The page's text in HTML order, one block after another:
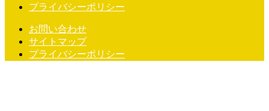
プライバシーポリシー
お問い合わせ
サイトマップ
プライバシーポリシー